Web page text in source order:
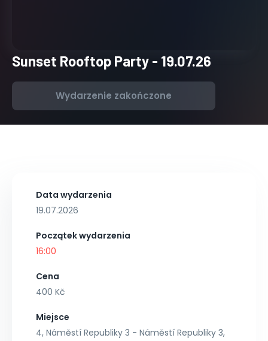
Sunset Rooftop Party - 19.07.26
Wydarzenie zakończone
Data wydarzenia
19.07.2026
Początek wydarzenia
16:00
Cena
400 Kč
Miejsce
4, Náměstí Republiky 3 - Náměstí Republiky 3,